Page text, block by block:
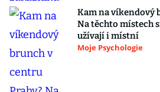
Kam na víkendový
Na těchto místech
užívají i místní
Moje Psychologie